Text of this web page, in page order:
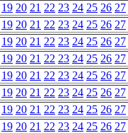
19 20 21 22 23 24 25 26 27
19 20 21 22 23 24 25 26 27
19 20 21 22 23 24 25 26 27
19 20 21 22 23 24 25 26 27
19 20 21 22 23 24 25 26 27
19 20 21 22 23 24 25 26 27
19 20 21 22 23 24 25 26 27
19 20 21 22 23 24 25 26 27